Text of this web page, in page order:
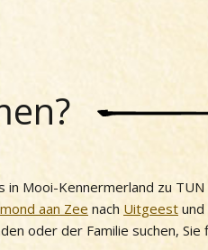
Mooi-Kennermerland zu TUN
aan Zee nach Uitgeest und
oder der Familie suchen, Sie